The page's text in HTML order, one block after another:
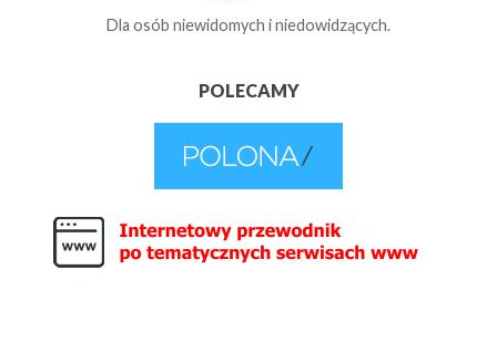
Dla osób niewidomych i niedowidzących.
POLECAMY